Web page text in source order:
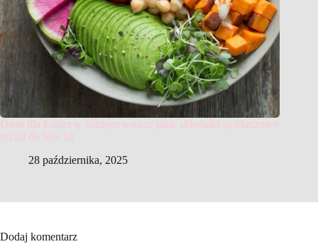
Dieta dla kobiet w różnym wieku: jakie składniki są kluczowe
od 20 do 60+ lat
28 października, 2025
Dodaj komentarz